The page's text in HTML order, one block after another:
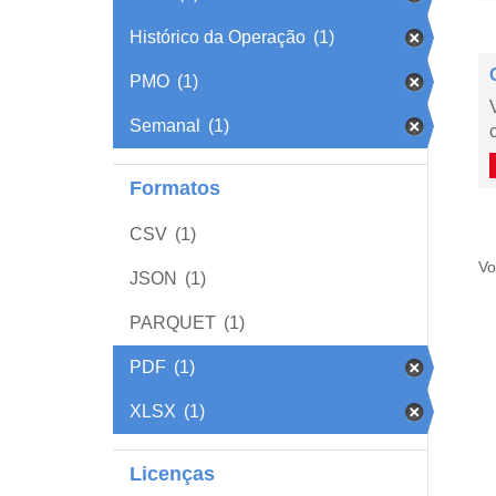
Histórico da Operação (1)
PMO (1)
Semanal (1)
Formatos
CSV (1)
JSON (1)
PARQUET (1)
PDF (1)
XLSX (1)
Licenças